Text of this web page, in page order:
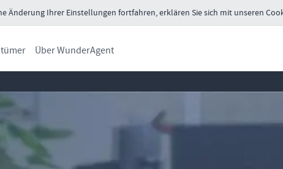
Änderung Ihrer Einstellungen fortfahren, erklären Sie sich mit unseren
Über WunderAgent